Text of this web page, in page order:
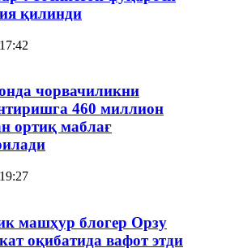
қилинди
чорвачиликни
460 миллион
ортиқ маблағ
машҳур блогер Орзу
оқибатида вафот этди